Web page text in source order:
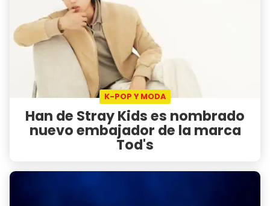
K-POP Y MODA
Han de Stray Kids es nombrado
nuevo embajador de la marca
Tod's